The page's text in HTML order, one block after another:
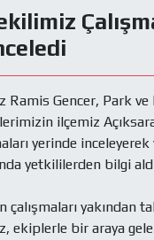
Ramis Gencer, Park ve
ilçemiz
yerinde
yetkililerden bilgi
çalışmaları yakından
ekiplerle bir araya